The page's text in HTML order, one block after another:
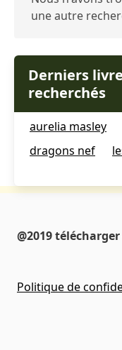
une autre
Derniers
recherchés
aurelia masley
dragons nef
@2019
Politique de